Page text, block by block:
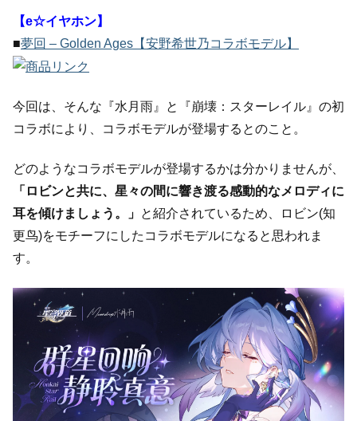
【e☆イヤホン】
■夢回 – Golden Ages【安野希世乃コラボモデル】
今回は、そんな『水月雨』と『崩壊：スターレイル』の初
コラボにより、コラボモデルが登場するとのこと。
どのようなコラボモデルが登場するかは分かりませんが、
「ロビンと共に、星々の間に響き渡る感動的なメロディに
耳を傾けましょう。」 と紹介されているため、ロビン(知
更鸟)をモチーフにしたコラボモデルになると思われま
す。